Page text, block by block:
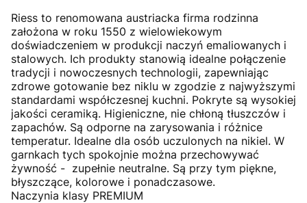
Riess to renomowana austriacka firma rodzinna
założona w roku 1550 z wielowiekowym
doświadczeniem w produkcji naczyń emaliowanych i
stalowych. Ich produkty stanowią idealne połączenie
tradycji i nowoczesnych technologii, zapewniając
zdrowe gotowanie bez niklu w zgodzie z najwyższymi
standardami współczesnej kuchni. Pokryte są wysokiej
jakości ceramiką. Higieniczne, nie chłoną tłuszczów i
zapachów. Są odporne na zarysowania i różnice
temperatur. Idealne dla osób uczulonych na nikiel. W
garnkach tych spokojnie można przechowywać
żywność - zupełnie neutralne. Są przy tym piękne,
błyszczące, kolorowe i ponadczasowe.
Naczynia klasy PREMIUM